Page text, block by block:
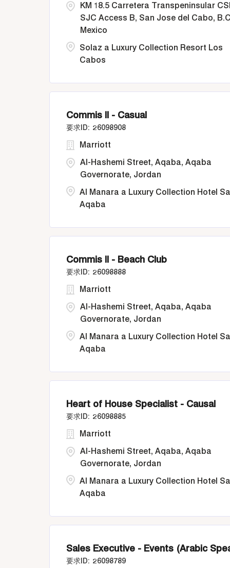
KM 18.5 Carretera Transpeninsular
SJC Access B, San Jose del Cabo,
Mexico
Solaz a Luxury Collection Resort Los
Cabos
Commis II - Casual
26098908
Al-Hashemi Street, Aqaba, Aqaba
Governorate, Jordan
Marriott
Al Manara a Luxury Collection Hotel
Aqaba
Commis II - Beach Club
26098888
Al-Hashemi Street, Aqaba, Aqaba
Governorate, Jordan
Marriott
Al Manara a Luxury Collection Hotel
Aqaba
Heart of House Specialist - Causal
26098885
Al-Hashemi Street, Aqaba, Aqaba
Governorate, Jordan
Marriott
Al Manara a Luxury Collection Hotel
Aqaba
Sales Executive - Events (Arabic
26098789